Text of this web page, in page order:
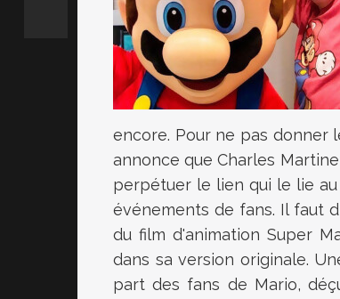
encore. Pour ne pas donner
annonce que Charles
perpétuer le lien qui le lie
événements de fans. Il faut
du film d'animation Super
dans sa version originale.
part des fans de Mario,